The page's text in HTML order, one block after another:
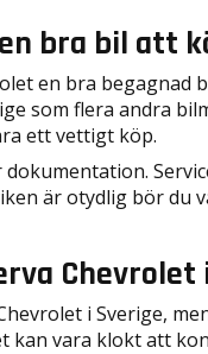
bra bil att
en bra begagnad
som flera andra
ett vettigt köp.
dokumentation.
är otydlig bör du
Chevrolet
i Sverige,
kan vara klokt att